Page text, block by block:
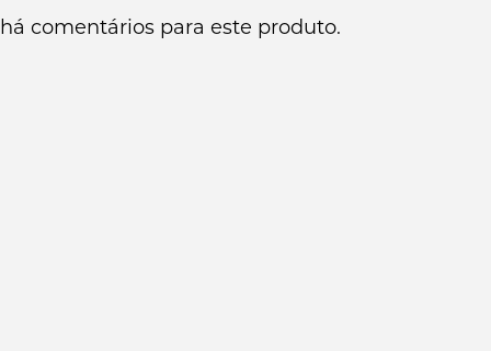
comentários para este produto.